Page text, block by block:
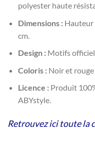
polyester haute
Dimensions :Hauteur
cm.
Design :Motifs
Coloris :Noir et
Licence :Produit
ABYstyle.
Retrouvez ici toute la